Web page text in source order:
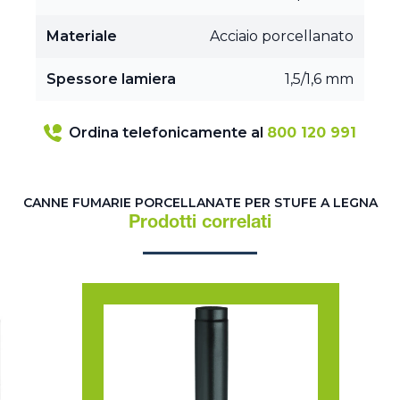
Materiale Acciaio porcellanato
Spessore lamiera 1,5/1,6 mm
Ordina telefonicamente al 800 120 991
CANNE FUMARIE PORCELLANATE PER STUFE A LEGNA
Prodotti correlati